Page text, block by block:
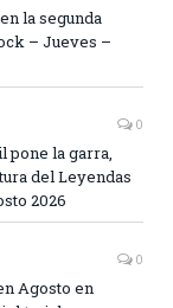
la segunda
– Jueves –
0
pone la garra,
del Leyendas
2026
0
Agosto en